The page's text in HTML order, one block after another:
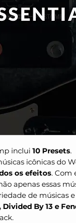
inclui 10 Presets.
icônicas do
os efeitos. Com
apenas essas
de músicas e
By 13 e